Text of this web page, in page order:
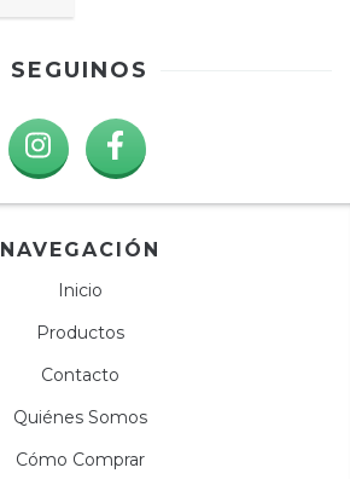
SEGUINOS
NAVEGACIÓN
Inicio
Productos
Contacto
Quiénes Somos
Cómo Comprar